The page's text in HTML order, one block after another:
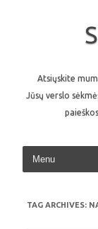
Atsiųskite
Jūsų verslo
TAG ARCHIVES: